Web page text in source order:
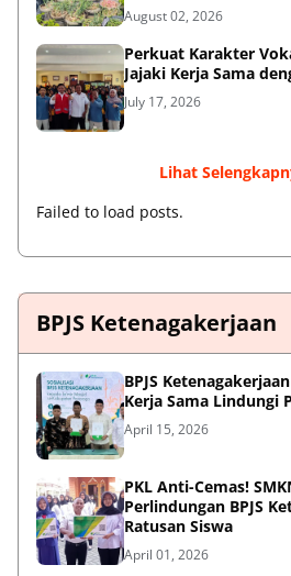
August 02, 2026
Perkuat Karakter
Jajaki Kerja Sama
July 17, 2026
Lihat
Failed to load posts.
BPJS Ketenagakerjaan
BPJS
Kerja Sama Lindungi
April 15, 2026
PKL Anti-Cemas!
Perlindungan BPJS
Ratusan Siswa
April 01, 2026